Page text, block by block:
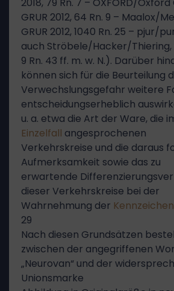
GRUR 2012, 64 Rn. 9 – Maalox/
GRUR 2012, 1040 Rn. 25 – pjur/
auch Ströbele/Hacker/Thiering,
9 Rn. 43 ff. m. w. N.). Darüber
können sich für die Beurteilung
Verwechslungsgefahr weitere
entscheidungserheblich
u. a. etwa die Art der Ware, die
Einzelfall angesprochenen
Verkehrskreise und die daraus
Aufmerksamkeit sowie das zu
erwartende
dieser Verkehrskreise bei der
Wahrnehmung der Kennzeichen
29
Nach diesen Grundsätzen
zwischen der angegriffenen
„Neurovan“ und der
Unionsmarke